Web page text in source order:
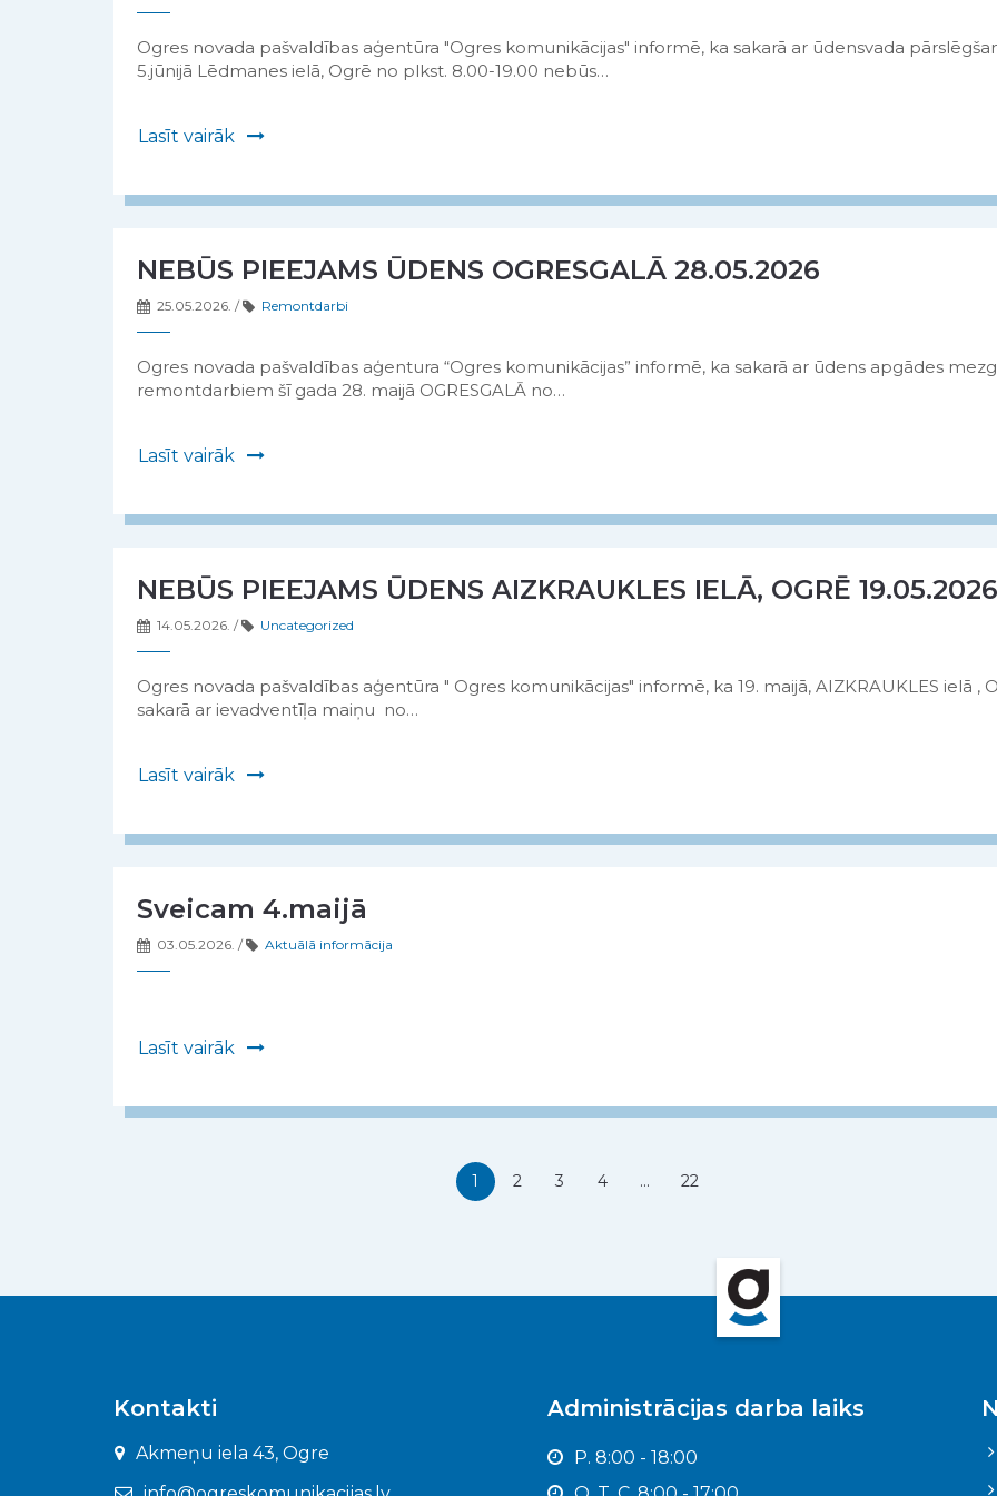
Ogres novada pašvaldības aģentūra "Ogres komunikācijas" informē, ka sakarā ar ūdensvada
5.jūnijā Lēdmanes ielā, Ogrē no plkst. 8.00-19.00 nebūs…
Lasīt vairāk
NEBŪS PIEEJAMS ŪDENS OGRESGALĀ 28.05.2026
25.05.2026. / Remontdarbi
Ogres novada pašvaldības aģentura “Ogres komunikācijas” informē, ka sakarā ar ūdens apgādes
remontdarbiem šī gada 28. maijā OGRESGALĀ no…
Lasīt vairāk
NEBŪS PIEEJAMS ŪDENS AIZKRAUKLES IELĀ, OGRĒ 19.05.2026
14.05.2026. / Uncategorized
Ogres novada pašvaldības aģentūra " Ogres komunikācijas" informē, ka 19. maijā, AIZKRAUKLES ielā ,
sakarā ar ievadventīļa maiņu no…
Lasīt vairāk
Sveicam 4.maijā
03.05.2026. / Aktuālā informācija
Lasīt vairāk
1 2 3 4 ... 22
Kontakti
Akmeņu iela 43, Ogre
Administrācijas darba laiks
P. 8:00 - 18:00